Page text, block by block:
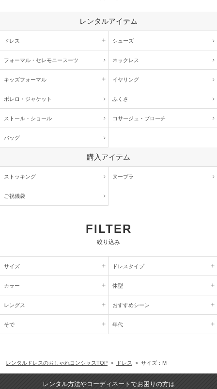
レンタルアイテム
ドレス シューズ
フォーマル・ セレモニースーツ ネックレス
キッズフォーマル イヤリング
ボレロ・ジャケット ふくさ
ストール・ショール コサージュ・ ブローチ
バッグ
購入アイテム
ストッキング ヌーブラ
ご祝儀袋
FILTER
絞り込み
サイズ ドレスタイプ
カラー 体型
レングス おすすめシーン
そで 年代
レンタルドレスのおしゃれコンシャスTOP > ドレス > サイズ：M
レンタル方法やコーディネートでお困りの方は